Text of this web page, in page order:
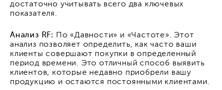
достаточно учитывать всего два ключевых
показателя.
Анализ RF:
По «Давности» и «Частоте». Этот
анализ позволяет определить, как часто ваши
клиенты совершают покупки в определенный
период времени. Это отличный способ выявить
клиентов, которые недавно приобрели вашу
продукцию и остаются постоянными клиентами.